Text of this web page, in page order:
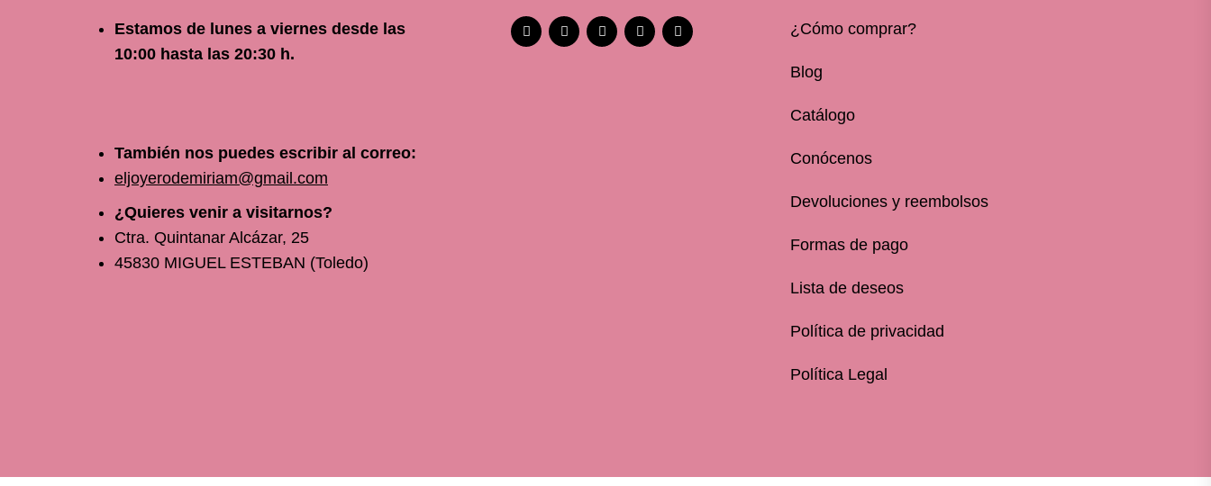
Estamos de lunes a viernes desde las
10:00 hasta las 20:30 h.
También nos puedes escribir al correo:
eljoyerodemiriam@gmail.com
¿Quieres venir a visitarnos?
Ctra. Quintanar Alcázar, 25
45830 MIGUEL ESTEBAN (Toledo)
¿Cómo comprar?
Blog
Catálogo
Conócenos
Devoluciones y reembolsos
Formas de pago
Lista de deseos
Política de privacidad
Política Legal